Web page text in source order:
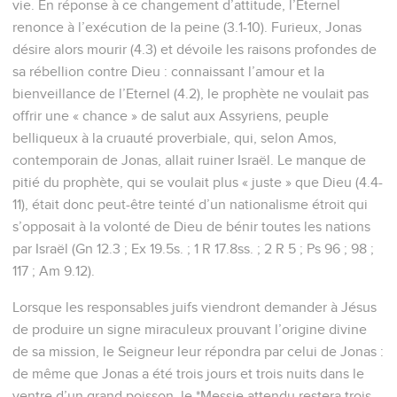
vie. En réponse à ce changement d’attitude, l’Eternel
renonce à l’exécution de la peine (3.1-10). Furieux, Jonas
désire alors mourir (4.3) et dévoile les raisons profondes de
sa rébellion contre Dieu : connaissant l’amour et la
bienveillance de l’Eternel (4.2), le prophète ne voulait pas
offrir une « chance » de salut aux Assyriens, peuple
belliqueux à la cruauté proverbiale, qui, selon Amos,
contemporain de Jonas, allait ruiner Israël. Le manque de
pitié du prophète, qui se voulait plus « juste » que Dieu (4.4-
11), était donc peut-être teinté d’un nationalisme étroit qui
s’opposait à la volonté de Dieu de bénir toutes les nations
par Israël (Gn 12.3 ; Ex 19.5s. ; 1 R 17.8ss. ; 2 R 5 ; Ps 96 ; 98 ;
117 ; Am 9.12).
Lorsque les responsables juifs viendront demander à Jésus
de produire un signe miraculeux prouvant l’origine divine
de sa mission, le Seigneur leur répondra par celui de Jonas :
de même que Jonas a été trois jours et trois nuits dans le